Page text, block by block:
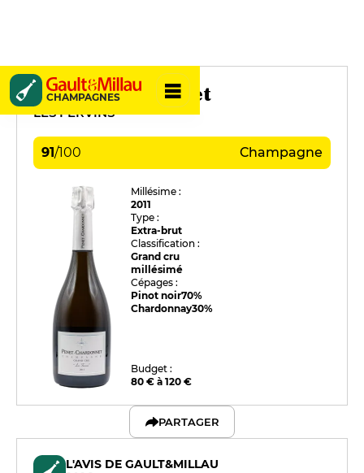
CHAMPAGNES
Penet-Chardonnet
LES FERVINS
91/100 Champagne
Millésime :
2011
Type :
Extra-brut
Classification :
Grand cru
millésimé
Cépages :
Pinot noir70%
Chardonnay30%
Budget :
80 € à 120 €
PARTAGER
L'AVIS DE GAULT&MILLAU